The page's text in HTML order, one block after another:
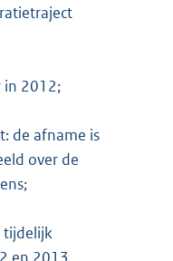
in 2012;
de afname is
over de
tijdelijk